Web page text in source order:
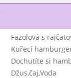
Fazolová s
Kuřecí
Dochutíte si
Džus,čaj,Voda